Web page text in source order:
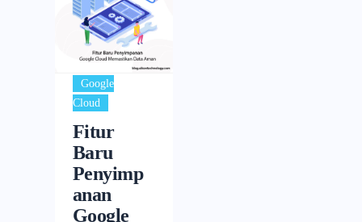
Google
Cloud
Fitur
Baru
Penyimp
anan
Google